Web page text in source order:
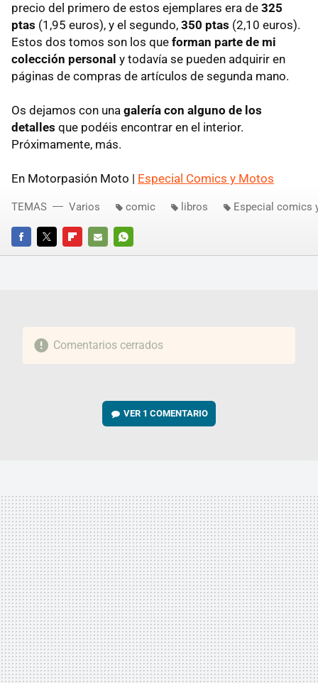
precio del primero de estos ejemplares era de 325
ptas (1,95 euros), y el segundo, 350 ptas (2,10 euros).
Estos dos tomos son los que forman parte de mi
colección personal y todavía se pueden adquirir en
páginas de compras de artículos de segunda mano.
Os dejamos con una galería con alguno de los
detalles que podéis encontrar en el interior.
Próximamente, más.
En Motorpasión Moto | Especial Comics y Motos
FACEBOOKTWITTERFLIPBOARD
E-
WHATSAPP
TEMAS Varios comic libros Especial comics
Comentarios cerrados
VER 1 COMENTARIO